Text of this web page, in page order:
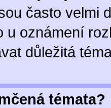
často velmi
u oznámení
důležitá
témata?